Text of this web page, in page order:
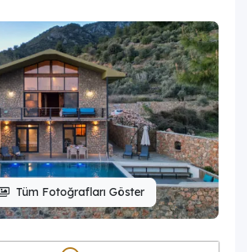
Tüm Fotoğrafları Göster